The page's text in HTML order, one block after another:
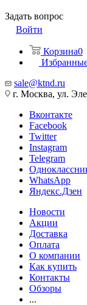
Задать вопрос
Войти
Корзина0
sale@ktnd.ru
г. Москва, ул.
Вконтакте
Facebook
Twitter
Instagram
Telegram
WhatsApp
Яндекс.Дзен
Новости
Акции
Доставка
Оплата
О компании
Как купить
Контакты
Обзоры
...